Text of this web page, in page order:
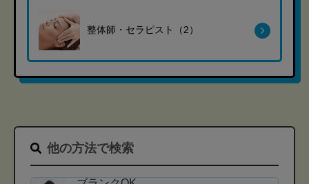
整体師・セラピスト（2）
他の方法で検索